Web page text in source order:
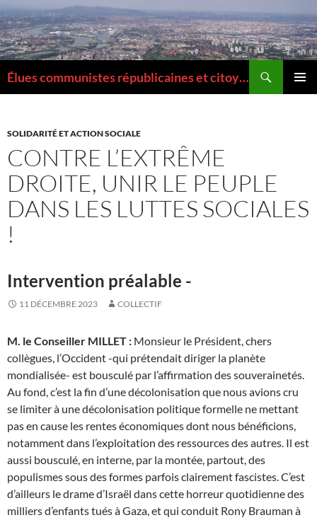
Aller
au
contenu
Élues communistes républicaines et citoyennes de la Métropole de Lyon
SOLIDARITÉ ET ACTION SOCIALE
CONTRE L’EXTRÊME
DROITE, UNIR LE PEUPLE
DANS LES LUTTES SOCIALES
!
Intervention préalable -
11 DÉCEMBRE 2023 COLLECTIF
M. le Conseiller MILLET : Monsieur le Président, chers
collègues, l’Occident -qui prétendait diriger la planète
mondialisée- est bousculé par l’affirmation des souverainetés.
Au fond, c’est la fin d’une décolonisation que nous avions cru
se limiter à une décolonisation politique formelle ne mettant
pas en cause les rentes économiques dont nous bénéficions,
notamment dans l’exploitation des ressources des autres. Il est
aussi bousculé, en interne, par la montée, partout, des
populismes sous des formes parfois clairement fascistes. C’est
d’ailleurs le drame d’Israël dans cette horreur quotidienne des
milliers d’enfants tués à Gaza, et qui conduit Rony Brauman à